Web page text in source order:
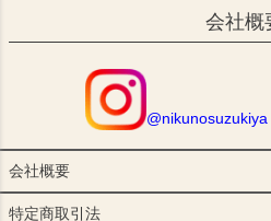
会社概
会社概要
特定商取引法
@nikunosuzukiya